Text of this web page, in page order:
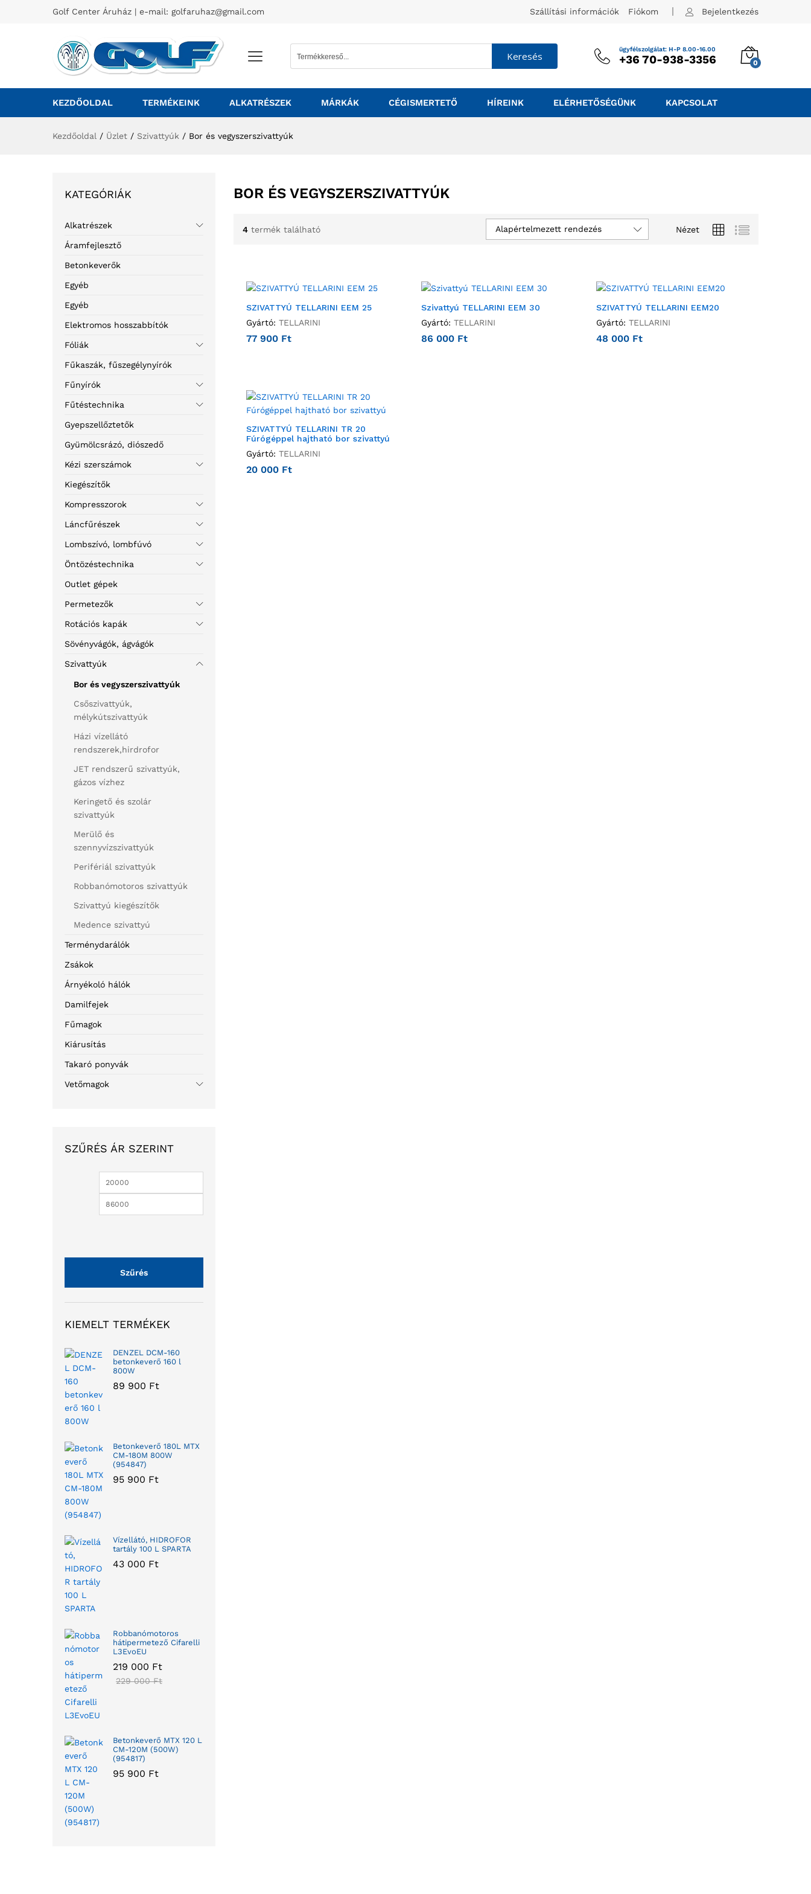
Golf Center Áruház | e-mail: golfaruhaz@gmail.com Szállítási információk Fiókom Bejelentkezés
Keresés
ügyfélszolgálat: H-P 8.00-16.00
+36 70-938-3356 0
KEZDŐOLDAL TERMÉKEINK ALKATRÉSZEK MÁRKÁK CÉGISMERTETŐ HÍREINK ELÉRHETŐSÉGÜNK KAPCSOLAT
Kezdőoldal / Üzlet / Szivattyúk / Bor és vegyszerszivattyúk
BOR ÉS VEGYSZERSZIVATTYÚK
4 termék található Nézet
Alapértelmezett rendezés
SZIVATTYÚ TELLARINI EEM 25
Gyártó: TELLARINI
77 900 Ft
Szivattyú TELLARINI EEM 30
Gyártó: TELLARINI
86 000 Ft
SZIVATTYÚ TELLARINI EEM20
Gyártó: TELLARINI
48 000 Ft
SZIVATTYÚ TELLARINI TR 20
Fúrógéppel hajtható bor szivattyú
Gyártó: TELLARINI
20 000 Ft
KATEGÓRIÁK
Alkatrészek
Áramfejlesztő
Betonkeverők
Egyéb
Egyéb
Elektromos hosszabbítók
Fóliák
Fűkaszák, fűszegélynyírók
Fűnyírók
Fűtéstechnika
Gyepszellőztetők
Gyümölcsrázó, diószedő
Kézi szerszámok
Kiegészítők
Kompresszorok
Láncfűrészek
Lombszívó, lombfúvó
Öntözéstechnika
Outlet gépek
Permetezők
Rotációs kapák
Sövényvágók, ágvágók
Szivattyúk
Bor és vegyszerszivattyúk
Csőszivattyúk,
mélykútszivattyúk
Házi vízellátó
rendszerek,hirdrofor
JET rendszerű szivattyúk,
gázos vízhez
Keringető és szolár
szivattyúk
Merülő és
szennyvízszivattyúk
Perifériál szivattyúk
Robbanómotoros szivattyúk
Szivattyú kiegészítők
Medence szivattyú
Terménydarálók
Zsákok
Árnyékoló hálók
Damilfejek
Fűmagok
Kiárusítás
Takaró ponyvák
Vetőmagok
SZŰRÉS ÁR SZERINT
Szűrés
KIEMELT TERMÉKEK
DENZEL DCM-160
betonkeverő 160 l
800W
89 900 Ft
Betonkeverő 180L MTX
CM-180M 800W
(954847)
95 900 Ft
Vízellátó, HIDROFOR
tartály 100 L SPARTA
43 000 Ft
Robbanómotoros
hátipermetező Cifarelli
L3EvoEU
219 000 Ft
229 000Ft
Betonkeverő MTX 120 L
CM-120M (500W)
(954817)
95 900 Ft